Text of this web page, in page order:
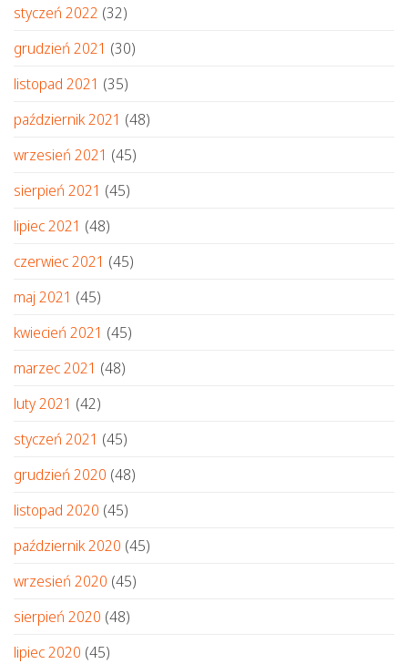
styczeń 2022 (32)
grudzień 2021 (30)
listopad 2021 (35)
październik 2021 (48)
wrzesień 2021 (45)
sierpień 2021 (45)
lipiec 2021 (48)
czerwiec 2021 (45)
maj 2021 (45)
kwiecień 2021 (45)
marzec 2021 (48)
luty 2021 (42)
styczeń 2021 (45)
grudzień 2020 (48)
listopad 2020 (45)
październik 2020 (45)
wrzesień 2020 (45)
sierpień 2020 (48)
lipiec 2020 (45)